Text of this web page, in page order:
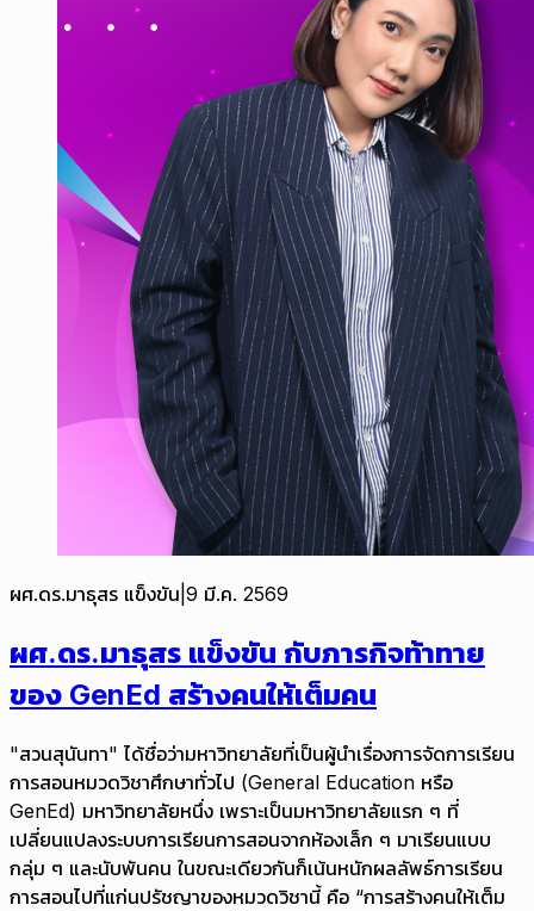
ผศ.ดร.มาธุสร แข็งขัน 9 มี.ค. 2569
ผศ.ดร.มาธุสร แข็งขัน กับภารกิจท้าทาย
ของ GenEd สร้างคนให้เต็มคน
"สวนสุนันทา" ได้ชื่อว่ามหาวิทยาลัยที่เป็นผู้นำเรื่องการจัดการเรียน
การสอนหมวดวิชาศึกษาทั่วไป (General Education หรือ
GenEd) มหาวิทยาลัยหนึ่ง เพราะเป็นมหาวิทยาลัยแรก ๆ ที่
เปลี่ยนแปลงระบบการเรียนการสอนจากห้องเล็ก ๆ มาเรียนแบบ
กลุ่ม ๆ และนับพันคน ในขณะเดียวกันก็เน้นหนักผลลัพธ์การเรียน
การสอนไปที่แก่นปรัชญาของหมวดวิชานี้ คือ “การสร้างคนให้เต็ม